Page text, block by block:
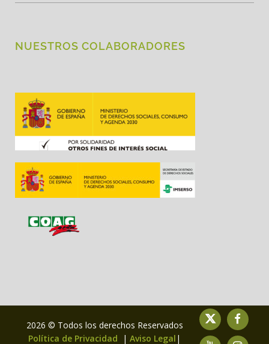
NUESTROS COLABORADORES
2026 © Todos los derechos Reservados
Política de Privacidad
| Aviso Legal |